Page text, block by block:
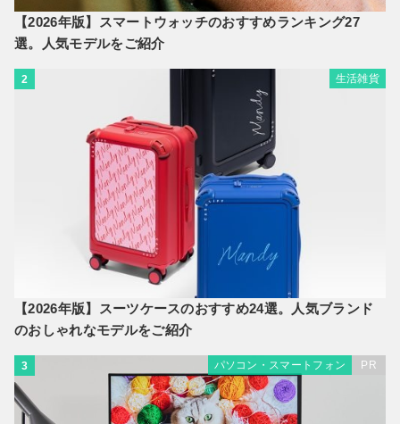
【2026年版】スマートウォッチのおすすめランキング27
選。人気モデルをご紹介
2 生活雑貨
【2026年版】スーツケースのおすすめ24選。人気ブランド
のおしゃれなモデルをご紹介
3 パソコン・スマートフォン PR